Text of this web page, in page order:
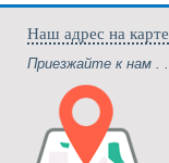
Наш адрес на карте
Приезжайте к нам .